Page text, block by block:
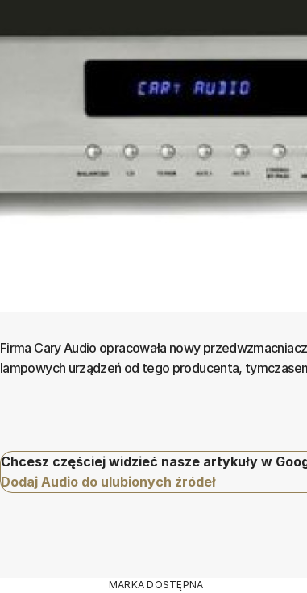
Firma Cary Audio opracowała nowy
lampowych urządzeń od tego producenta,
Chcesz częściej widzieć nasze artykuły w
Dodaj Audio do ulubionych źródeł
MARKA DOSTĘPNA